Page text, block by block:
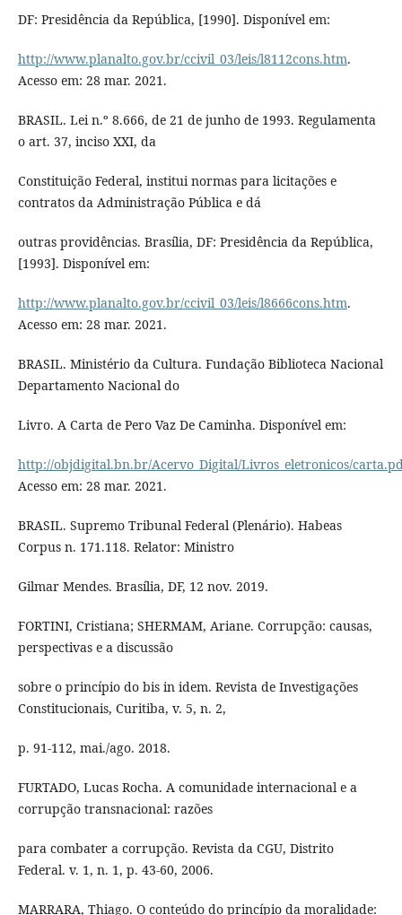
DF: Presidência da República, [1990]. Disponível em:
http://www.planalto.gov.br/ccivil_03/leis/l8112cons.htm.
Acesso em: 28 mar. 2021.
BRASIL. Lei n.º 8.666, de 21 de junho de 1993. Regulamenta
o art. 37, inciso XXI, da
Constituição Federal, institui normas para licitações e
contratos da Administração Pública e dá
outras providências. Brasília, DF: Presidência da República,
[1993]. Disponível em:
http://www.planalto.gov.br/ccivil_03/leis/l8666cons.htm.
Acesso em: 28 mar. 2021.
BRASIL. Ministério da Cultura. Fundação Biblioteca Nacional
Departamento Nacional do
Livro. A Carta de Pero Vaz De Caminha. Disponível em:
http://objdigital.bn.br/Acervo_Digital/Livros_eletronicos/
Acesso em: 28 mar. 2021.
BRASIL. Supremo Tribunal Federal (Plenário). Habeas
Corpus n. 171.118. Relator: Ministro
Gilmar Mendes. Brasília, DF, 12 nov. 2019.
FORTINI, Cristiana; SHERMAM, Ariane. Corrupção: causas,
perspectivas e a discussão
sobre o princípio do bis in idem. Revista de Investigações
Constitucionais, Curitiba, v. 5, n. 2,
p. 91-112, mai./ago. 2018.
FURTADO, Lucas Rocha. A comunidade internacional e a
corrupção transnacional: razões
para combater a corrupção. Revista da CGU, Distrito
Federal. v. 1, n. 1, p. 43-60, 2006.
MARRARA, Thiago. O conteúdo do princípio da moralidade: